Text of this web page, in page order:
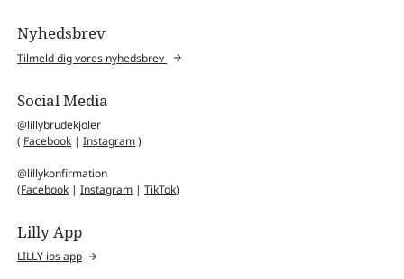
Nyhedsbrev
Tilmeld dig vores nyhedsbrev
Social Media
@lillybrudekjoler
( Facebook |Instagram)
@lillykonfirmation
(Facebook |Instagram |TikTok)
Lilly App
LILLY ios app